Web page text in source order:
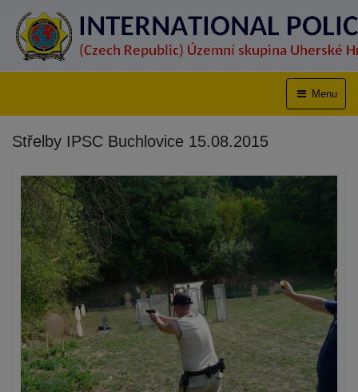
Menu
Střelby IPSC Buchlovice 15.08.2015